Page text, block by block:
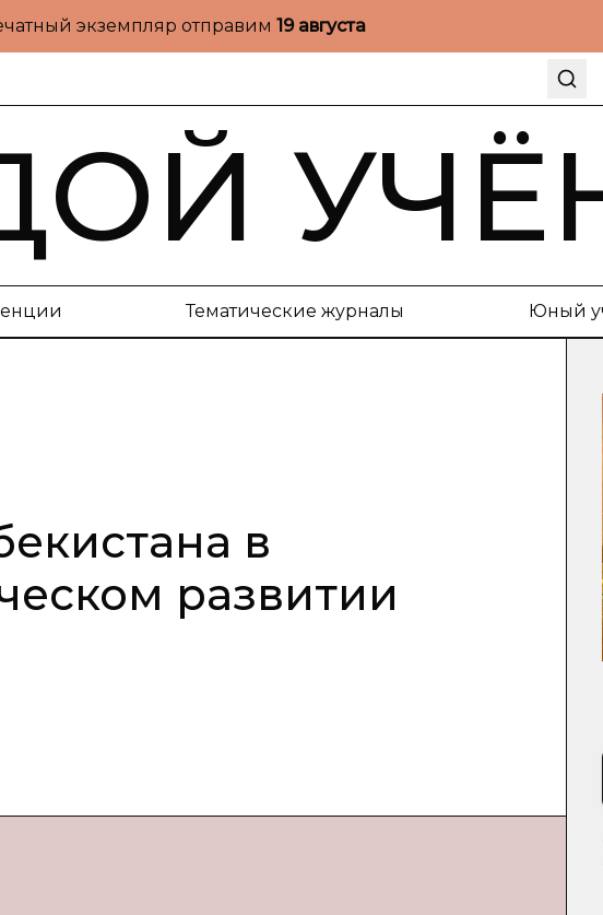
экземпляр отправим 19 августа
Тематические журналы Юный
в
развитии